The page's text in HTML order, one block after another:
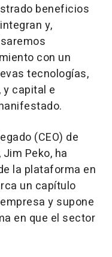
beneficios
y,
con un
tecnologías,
capital e
(CEO) de
Peko, ha
la plataforma en
un capítulo
y supone
en que el sector